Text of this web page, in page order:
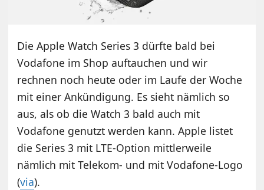
Die Apple Watch Series 3 dürfte bald bei
Vodafone im Shop auftauchen und wir
rechnen noch heute oder im Laufe der Woche
mit einer Ankündigung. Es sieht nämlich so
aus, als ob die Watch 3 bald auch mit
Vodafone genutzt werden kann. Apple listet
die Series 3 mit LTE-Option mittlerweile
nämlich mit Telekom- und mit Vodafone-Logo
(via).